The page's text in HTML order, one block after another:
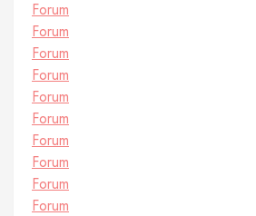
Forum
Forum
Forum
Forum
Forum
Forum
Forum
Forum
Forum
Forum